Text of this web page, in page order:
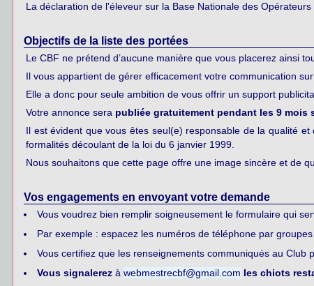
La déclaration de l'éleveur sur la Base Nationale des
Objectifs de la liste des portées
Le CBF ne prétend d’aucune manière que vous placerez ainsi
Il vous appartient de gérer efficacement votre communication
Elle a donc pour seule ambition de vous offrir un support
Votre annonce sera publiée gratuitement pendant les 9
Il est évident que vous êtes seul(e) responsable de la qualité
formalités découlant de la loi du 6 janvier 1999.
Nous souhaitons que cette page offre une image sincère et de
Vos engagements en envoyant votre demande
Vous voudrez bien remplir soigneusement le formulaire qui
Par exemple : espacez les numéros de téléphone par
Vous certifiez que les renseignements communiqués au Club
Vous signalerez àwebmestrecbf@gmail.com les chiots